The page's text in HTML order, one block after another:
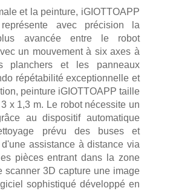
et la peinture, iGIOTTOAPP
avec précision la
avancée entre le robot
un mouvement à six axes à
planchers et les panneaux
répétabilité exceptionnelle et
peinture iGIOTTOAPP taille
x 1,3 m. Le robot nécessite un
au dispositif automatique
prévu des buses et
assistance à distance via
pièces entrant dans la zone
scanner 3D capture une image
sophistiqué développé en